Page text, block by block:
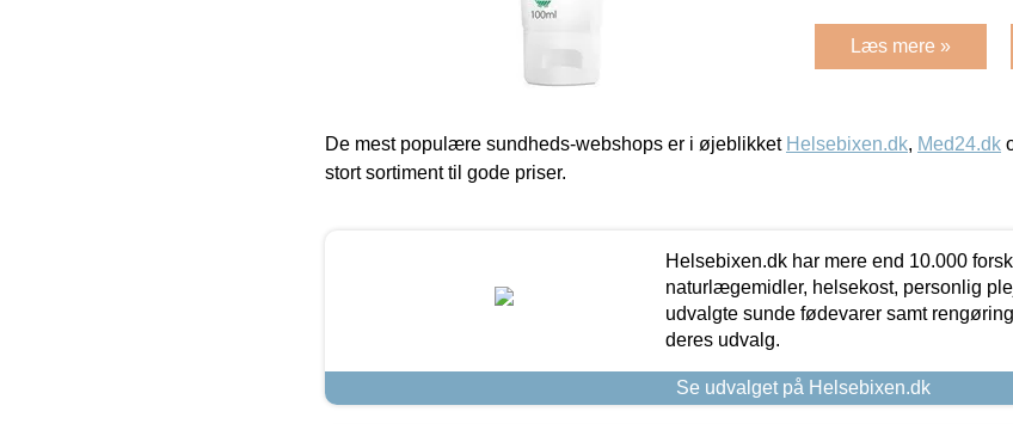
Læs mere »
De mest populære sundheds-webshops er i øjeblikket Helsebixen.dk, Med24.dk
stort sortiment til gode priser.
Helsebixen.dk har mere end 10.000
naturlægemidler, helsekost, personlig
udvalgte sunde fødevarer samt
deres udvalg.
Se udvalget på Helsebixen.dk